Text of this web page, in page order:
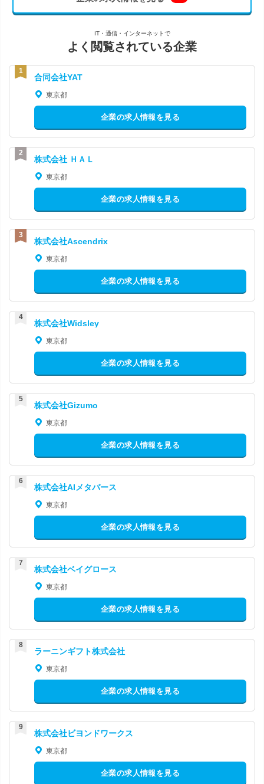
IT・通信・インターネットで
よく閲覧されている企業
合同会社YAT
東京都
企業の求人情報を見る
株式会社 ＨＡＬ
東京都
企業の求人情報を見る
株式会社Ascendrix
東京都
企業の求人情報を見る
株式会社Widsley
東京都
企業の求人情報を見る
株式会社Gizumo
東京都
企業の求人情報を見る
株式会社AIメタバース
東京都
企業の求人情報を見る
株式会社ベイグロース
東京都
企業の求人情報を見る
ラーニンギフト株式会社
東京都
企業の求人情報を見る
株式会社ビヨンドワークス
東京都
企業の求人情報を見る